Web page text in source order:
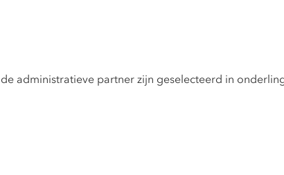
administratieve partner zijn geselecteerd in